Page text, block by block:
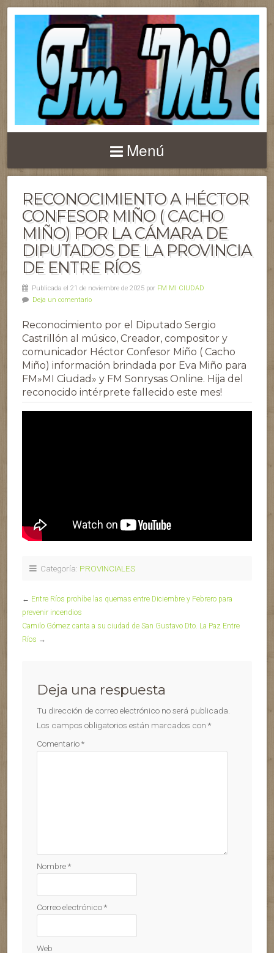
Menú
RECONOCIMIENTO A HÉCTOR
CONFESOR MIÑO ( CACHO
MIÑO) POR LA CÁMARA DE
DIPUTADOS DE LA PROVINCIA
DE ENTRE RÍOS
Publicada el 21 de noviembre de 2025 por FM MI CIUDAD
Deja un comentario
Reconocimiento por el Diputado Sergio
Castrillón al músico, Creador, compositor y
comunicador Héctor Confesor Miño ( Cacho
Miño) información brindada por Eva Miño para
FM»MI Ciudad» y FM Sonrysas Online. Hija del
reconocido intérprete fallecido este mes!
Categoría: PROVINCIALES
← Entre Ríos prohíbe las quemas entre Diciembre y Febrero para
prevenir incendios
Camilo Gómez canta a su ciudad de San Gustavo Dto. La Paz Entre
Ríos →
Deja una respuesta
Tu dirección de correo electrónico no será publicada.
Los campos obligatorios están marcados con *
Comentario*
Nombre*
Correo electrónico*
Web